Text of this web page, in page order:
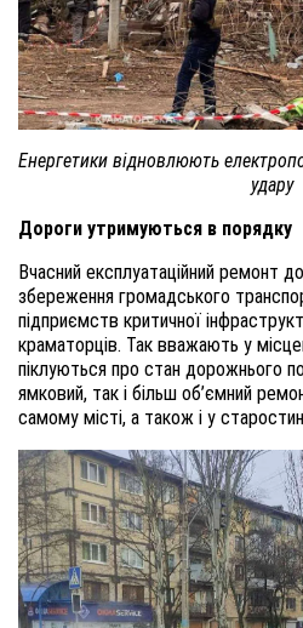
Енергетики відновлюють
удару
Дороги утримуються в порядку
Вчасний експлуатаційний ремонт
збереження громадського
підприємств критичної
краматорців. Так вважають у
піклуються про стан дорожнього
ямковий, так і більш об’ємний
самому місті, а також і у